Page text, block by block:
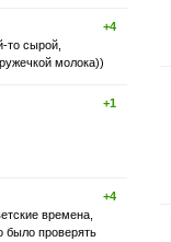
+4
то сырой,
молока))
+1
+4
времена,
было проверять